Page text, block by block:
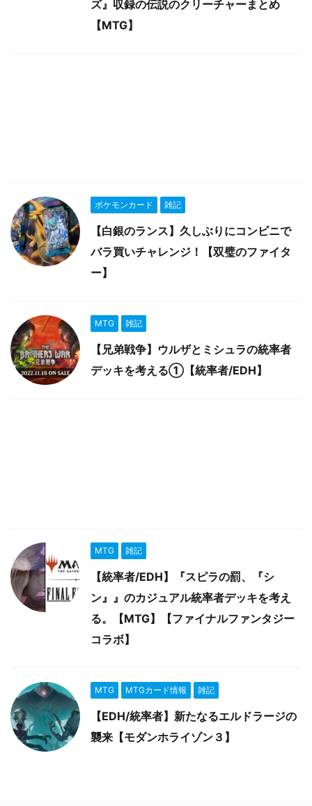
ズ』収録の伝説のクリーチャーまとめ
【MTG】
ポケモンカード 雑記
【白銀のランス】久しぶりにコンビニで
バラ買いチャレンジ！【双璧のファイタ
ー】
MTG 雑記
【兄弟戦争】ウルザとミシュラの統率者
デッキを考える①【統率者/EDH】
MTG 雑記
【統率者/EDH】『スピラの罰、『シ
ン』』のカジュアル統率者デッキを考え
る。【MTG】【ファイナルファンタジー
コラボ】
MTG MTGカード情報 雑記
【EDH/統率者】新たなるエルドラージの
襲来【モダンホライゾン３】